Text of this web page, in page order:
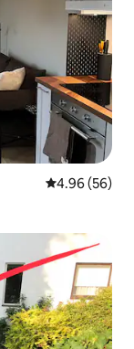
평점 4.96점(5
4.96 (56)